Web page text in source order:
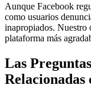
Aunque Facebook
como usuarios
inapropiados. Nuestro
plataforma más
Las
Relacionadas